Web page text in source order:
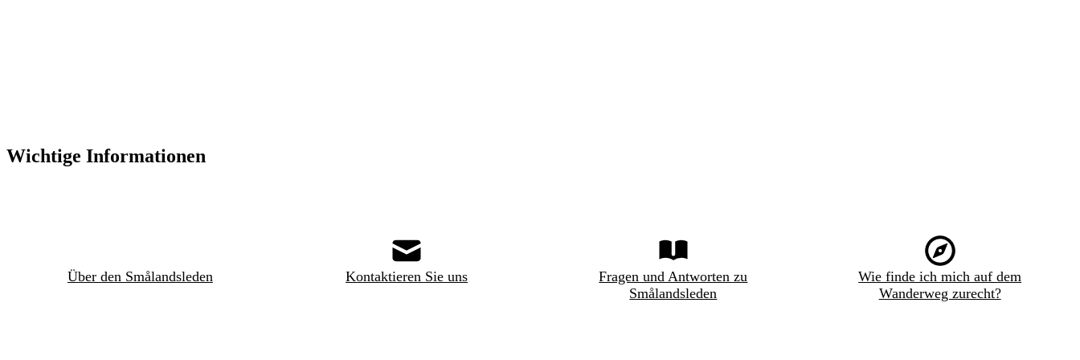
Wichtige Informationen
Über den Smålandsleden Kontaktieren Sie uns
Fragen und Antworten zu
Smålandsleden
Wie finde ich mich auf dem
Wanderweg zurecht?